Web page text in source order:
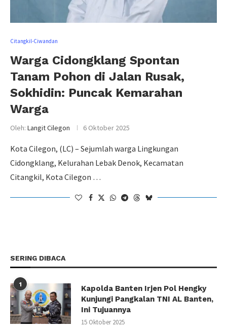
Citangkil-Ciwandan
Warga Cidongklang Spontan
Tanam Pohon di Jalan Rusak,
Sokhidin: Puncak Kemarahan
Warga
Oleh: Langit Cilegon 6 Oktober 2025
Kota Cilegon, (LC) – Sejumlah warga Lingkungan
Cidongklang, Kelurahan Lebak Denok, Kecamatan
Citangkil, Kota Cilegon …
SERING DIBACA
1
Kapolda Banten Irjen Pol Hengky
Kunjungi Pangkalan TNI AL Banten,
Ini Tujuannya
15 Oktober 2025